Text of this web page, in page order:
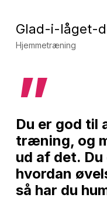
Glad-i-låget-
Hjemmetræning
”
Du er god til
træning, og
ud af det.
hvordan
så har du